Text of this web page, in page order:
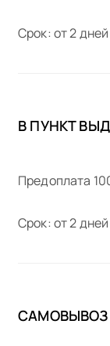
Срок: от 2 дней
В ПУНКТ
Предоплата
Срок: от 2 дней
САМОВЫВОЗ